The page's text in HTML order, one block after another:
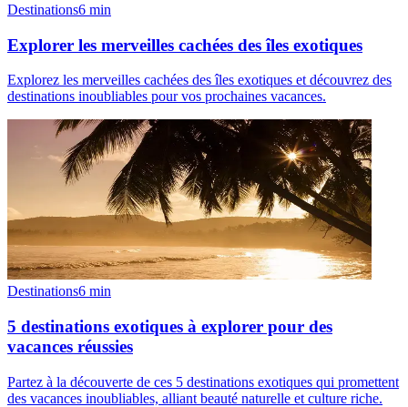
Destinations6 min
Explorer les merveilles cachées des îles exotiques
Explorez les merveilles cachées des îles exotiques et découvrez des
destinations inoubliables pour vos prochaines vacances.
Destinations6 min
5 destinations exotiques à explorer pour des
vacances réussies
Partez à la découverte de ces 5 destinations exotiques qui promettent
des vacances inoubliables, alliant beauté naturelle et culture riche.